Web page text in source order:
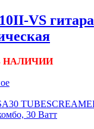
VS гитара
НАЛИЧИИ